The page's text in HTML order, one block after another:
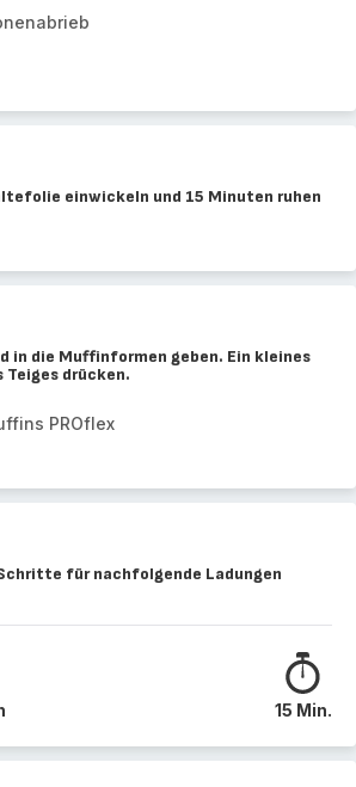
einwickeln und 15 Minuten ruhen
in die Muffinformen geben. Ein kleines
drücken.
PROflex
für nachfolgende Ladungen
15 Min.